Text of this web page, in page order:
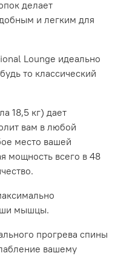
делает
и легким для
Lounge идеально
то классический
18,5 кг) дает
вам в любой
место вашей
мощность всего в 48
мышцы.
прогрева спины
вашему